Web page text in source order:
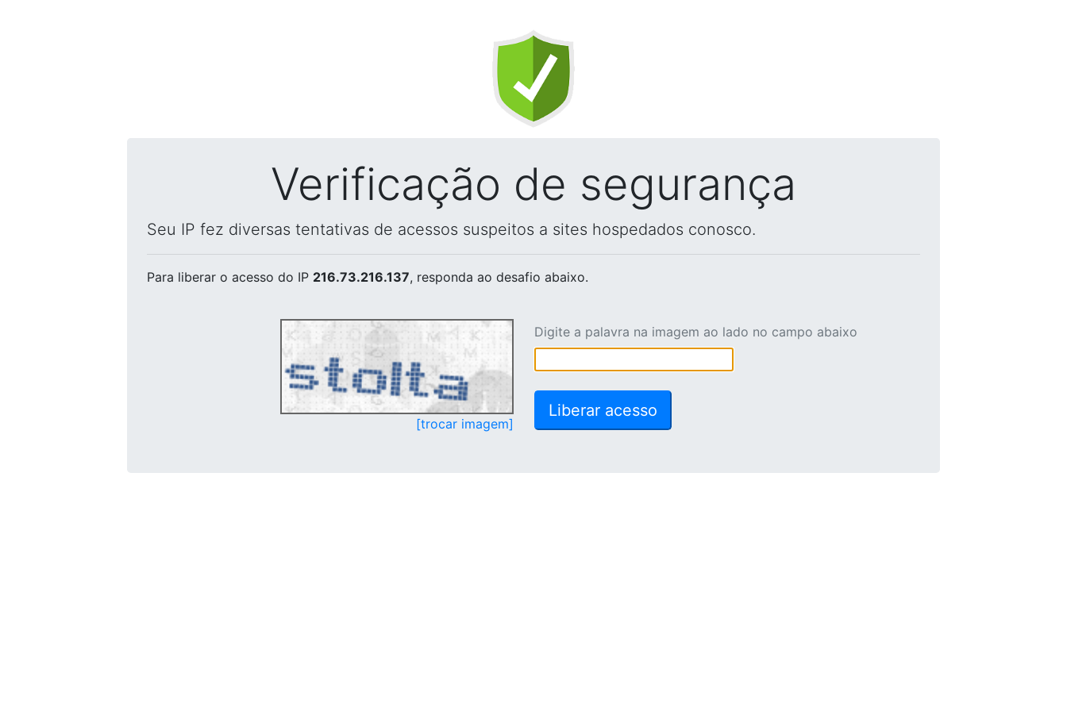
Verificação de segurança
Seu IP fez diversas tentativas de acessos suspeitos a sites hospedados conosco.
Para liberar o acesso do IP 216.73.216.137, responda ao desafio abaixo.
[trocar imagem]
Digite a palavra na imagem ao lado no campo abaixo